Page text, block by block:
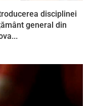
disciplinei
general din